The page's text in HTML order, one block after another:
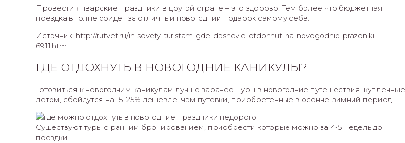
Провести январские праздники в другой стране – это здорово. Тем более что бюджетная
поездка вполне сойдет за отличный новогодний подарок самому себе.
Источник: http://rutvet.ru/in-sovety-turistam-gde-deshevle-otdohnut-na-novogodnie-prazdniki-
6911.html
ГДЕ ОТДОХНУТЬ В НОВОГОДНИЕ КАНИКУЛЫ?
Готовиться к новогодним каникулам лучше заранее. Туры в новогодние путешествия, купленные
летом, обойдутся на 15-25% дешевле, чем путевки, приобретенные в осенне-зимний период.
Существуют туры с ранним бронированием, приобрести которые можно за 4-5 недель до
поездки.